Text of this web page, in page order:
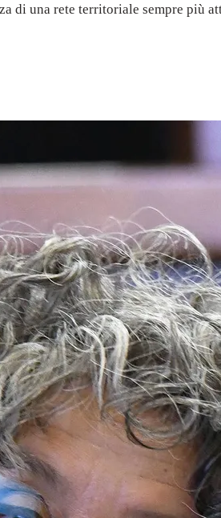
di una rete territoriale sempre più